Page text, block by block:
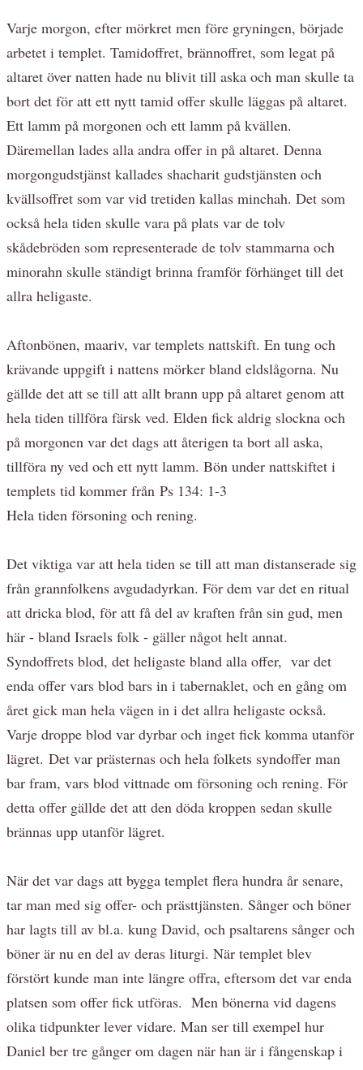
Varje morgon, efter mörkret men före gryningen, började
arbetet i templet. Tamidoffret, brännoffret, som legat på
altaret över natten hade nu blivit till aska och man skulle ta
bort det för att ett nytt tamid offer skulle läggas på altaret.
Ett lamm på morgonen och ett lamm på kvällen.
Däremellan lades alla andra offer in på altaret. Denna
morgongudstjänst kallades shacharit gudstjänsten och
kvällsoffret som var vid tretiden kallas minchah. Det som
också hela tiden skulle vara på plats var de tolv
skådebröden som representerade de tolv stammarna och
minorahn skulle ständigt brinna framför förhänget till det
allra heligaste.
Aftonbönen, maariv, var templets nattskift. En tung och
krävande uppgift i nattens mörker bland eldslågorna. Nu
gällde det att se till att allt brann upp på altaret genom att
hela tiden tillföra färsk ved. Elden fick aldrig slockna och
på morgonen var det dags att återigen ta bort all aska,
tillföra ny ved och ett nytt lamm. Bön under nattskiftet i
templets tid kommer från Ps 134: 1-3
Hela tiden försoning och rening.
Det viktiga var att hela tiden se till att man distanserade sig
från grannfolkens avgudadyrkan. För dem var det en ritual
att dricka blod, för att få del av kraften från sin gud, men
här - bland Israels folk - gäller något helt annat.
Syndoffrets blod, det heligaste bland alla offer, var det
enda offer vars blod bars in i tabernaklet, och en gång om
året gick man hela vägen in i det allra heligaste också.
Varje droppe blod var dyrbar och inget fick komma utanför
lägret. Det var prästernas och hela folkets syndoffer man
bar fram, vars blod vittnade om försoning och rening. För
detta offer gällde det att den döda kroppen sedan skulle
brännas upp utanför lägret.
När det var dags att bygga templet flera hundra år senare,
tar man med sig offer- och prästtjänsten. Sånger och böner
har lagts till av bl.a. kung David, och psaltarens sånger och
böner är nu en del av deras liturgi. När templet blev
förstört kunde man inte längre offra, eftersom det var enda
platsen som offer fick utföras. Men bönerna vid dagens
olika tidpunkter lever vidare. Man ser till exempel hur
Daniel ber tre gånger om dagen när han är i fångenskap i